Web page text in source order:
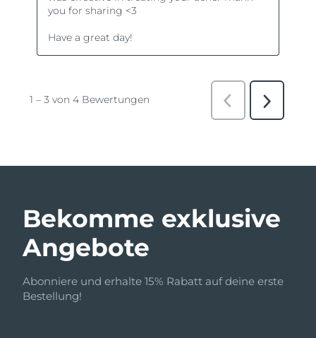
Bekomme exklusive
Angebote
Abonniere und erhalte 15% Rabatt auf deine erste
Bestellung!